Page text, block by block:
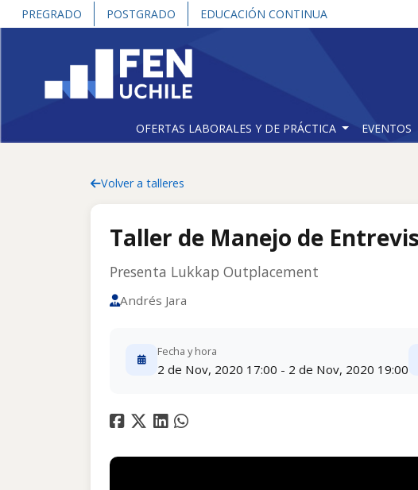
PREGRADO POSTGRADO EDUCACIÓN CONTINUA
OFERTAS LABORALES Y DE PRÁCTICA EVENTOS
Volver a talleres
Taller de Manejo de
Presenta Lukkap Outplacement
Andrés Jara
Fecha y hora
2 de Nov, 2020 17:00 - 2 de Nov, 2020 19:00